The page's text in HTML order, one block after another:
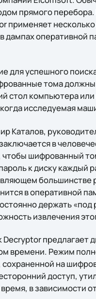
прямого
применяет
дампах оперативной
для успешного
тома
стол компьютера
исследуемая
Каталов,
в
шифрованный
к диску каждый
большинстве
в оперативной
держать «под
извлечения
Decryptor
времени. Режим
на
доступ,
в зависимости